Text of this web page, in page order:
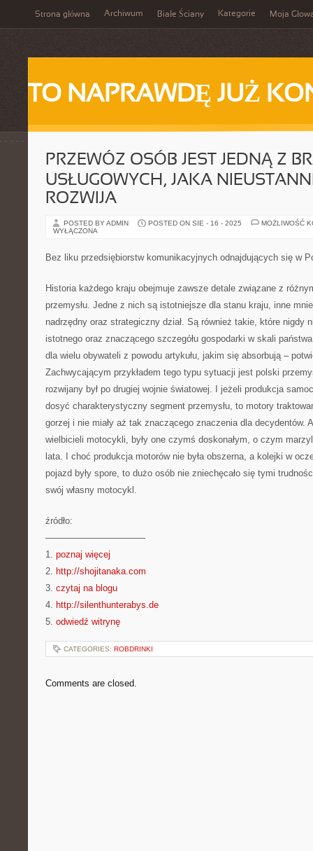
Strona główna Archiwum Białe Ściany Kategorie Moja
TO NAPRAWDĘ JUŻ
PRZEWÓZ OSÓB JEST JEDNĄ Z
USŁUGOWYCH, JAKA
ROZWIJA
POSTED BY ADMIN POSTED ON SIE - 16 - 2025
MOŻLIWOŚĆ
WYŁĄCZONA
Bez liku przedsiębiorstw komunikacyjnych odnajdujących się w
Historia każdego kraju obejmuje zawsze detale związane z
przemysłu. Jedne z nich są istotniejsze dla stanu kraju, inne
nadrzędny oraz strategiczny dział. Są również takie, które nigdy
istotnego oraz znaczącego szczegółu gospodarki w skali
dla wielu obywateli z powodu artykułu, jakim się absorbują –
Zachwycającym przykładem tego typu sytuacji jest polski
rozwijany był po drugiej wojnie światowej. I jeżeli produkcja
dosyć charakterystyczny segment przemysłu, to motory
gorzej i nie miały aż tak znaczącego znaczenia dla decydentów.
wielbicieli motocykli, były one czymś doskonałym, o czym
lata. I choć produkcja motorów nie była obszerna, a kolejki w
pojazd były spore, to dużo osób nie zniechęcało się tymi
swój własny motocykl.
źródło:
———————————
1. poznaj więcej
2. http://shojitanaka.com
3. czytaj na blogu
4. http://silenthunterabys.de
5. odwiedź witrynę
CATEGORIES: ROBDRINKI
Comments are closed.